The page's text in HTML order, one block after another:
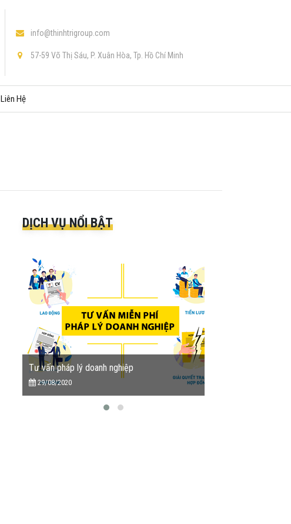
info@thinhtrigroup.com
57-59 Võ Thị Sáu, P. Xuân Hòa, Tp. Hồ Chí Minh
Liên Hệ
DỊCH VỤ NỔI BẬT
Tư vấn pháp lý doanh nghiệp
29/08/2020